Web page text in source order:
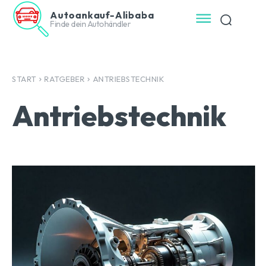
Autoankauf-Alibaba
Finde dein Autohändler
START RATGEBER ANTRIEBSTECHNIK
Antriebstechnik